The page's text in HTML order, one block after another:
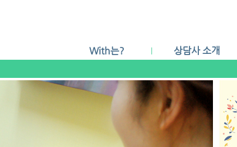
상담사 소개
With는?
상담소 둘러보기
이용안내
찾아 오시는 길